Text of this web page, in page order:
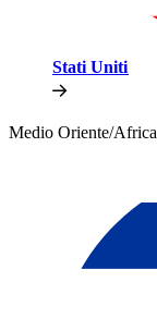
Stati Uniti​​
Medio Oriente/Africa​​